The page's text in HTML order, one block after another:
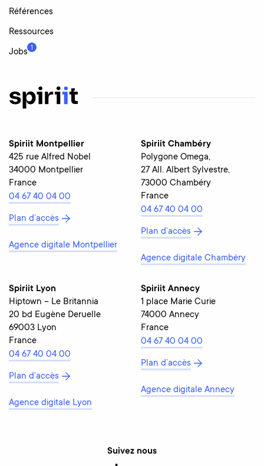
Références
Ressources
Jobs 1
Spiriit Montpellier
425 rue Alfred Nobel
34000 Montpellier
France
04 67 40 04 00
Plan d’accès
Agence digitale Montpellier
Spiriit Chambéry
Polygone Omega,
27 All. Albert Sylvestre,
73000 Chambéry
France
04 67 40 04 00
Plan d’accès
Agence digitale Chambéry
Spiriit Lyon
Hiptown – Le Britannia
20 bd Eugène Deruelle
69003 Lyon
France
04 67 40 04 00
Plan d’accès
Agence digitale Lyon
Spiriit Annecy
1 place Marie Curie
74000 Annecy
France
04 67 40 04 00
Plan d’accès
Agence digitale Annecy
Suivez nous